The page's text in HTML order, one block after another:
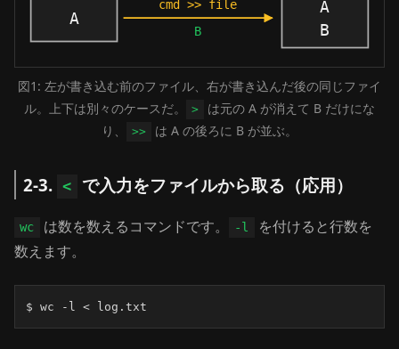
図1: 左が書き込む前のファイル、右が書き込んだ後の同じファイ
ル。上下は別々のケースだ。
>
は元の A が消えて B だけにな
り、
>> は A の後ろに B が並ぶ。
2-3. < で入力をファイルから取る（応用）
wc は数を数えるコマンドです。 -l
を付けると行数を
数えます。
$ wc -l < log.txt